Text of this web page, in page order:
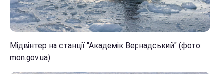
Мідвінтер на станції "Академік Вернадський" (фото:
mon.gov.ua)